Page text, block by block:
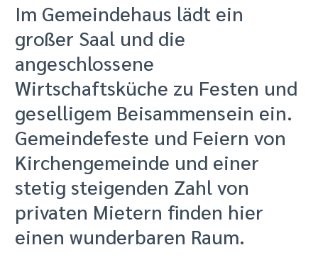
Im Gemeindehaus lädt ein
großer Saal und die
angeschlossene
Wirtschaftsküche zu Festen und
geselligem Beisammensein ein.
Gemeindefeste und Feiern von
Kirchengemeinde und einer
stetig steigenden Zahl von
privaten Mietern finden hier
einen wunderbaren Raum.